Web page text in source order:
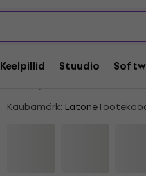
Keelpillid Stuudio
Koguseline allahindlus
Latone LN19
Kaubamärk: Latone